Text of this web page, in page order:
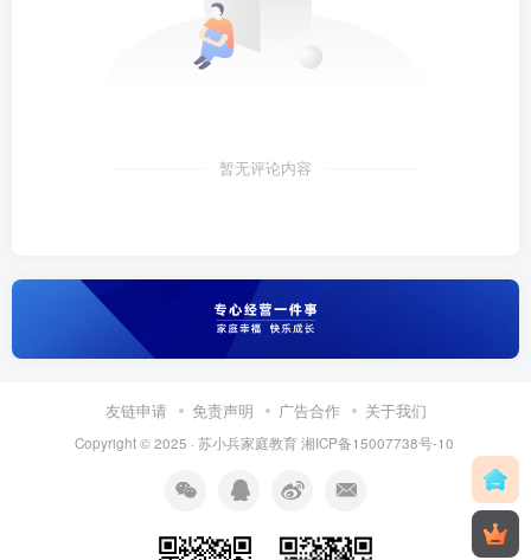
暂无评论内容
友链申请 免责声明 广告合作 关于我们
Copyright © 2025 · 苏小兵家庭教育 湘ICP备15007738号-10